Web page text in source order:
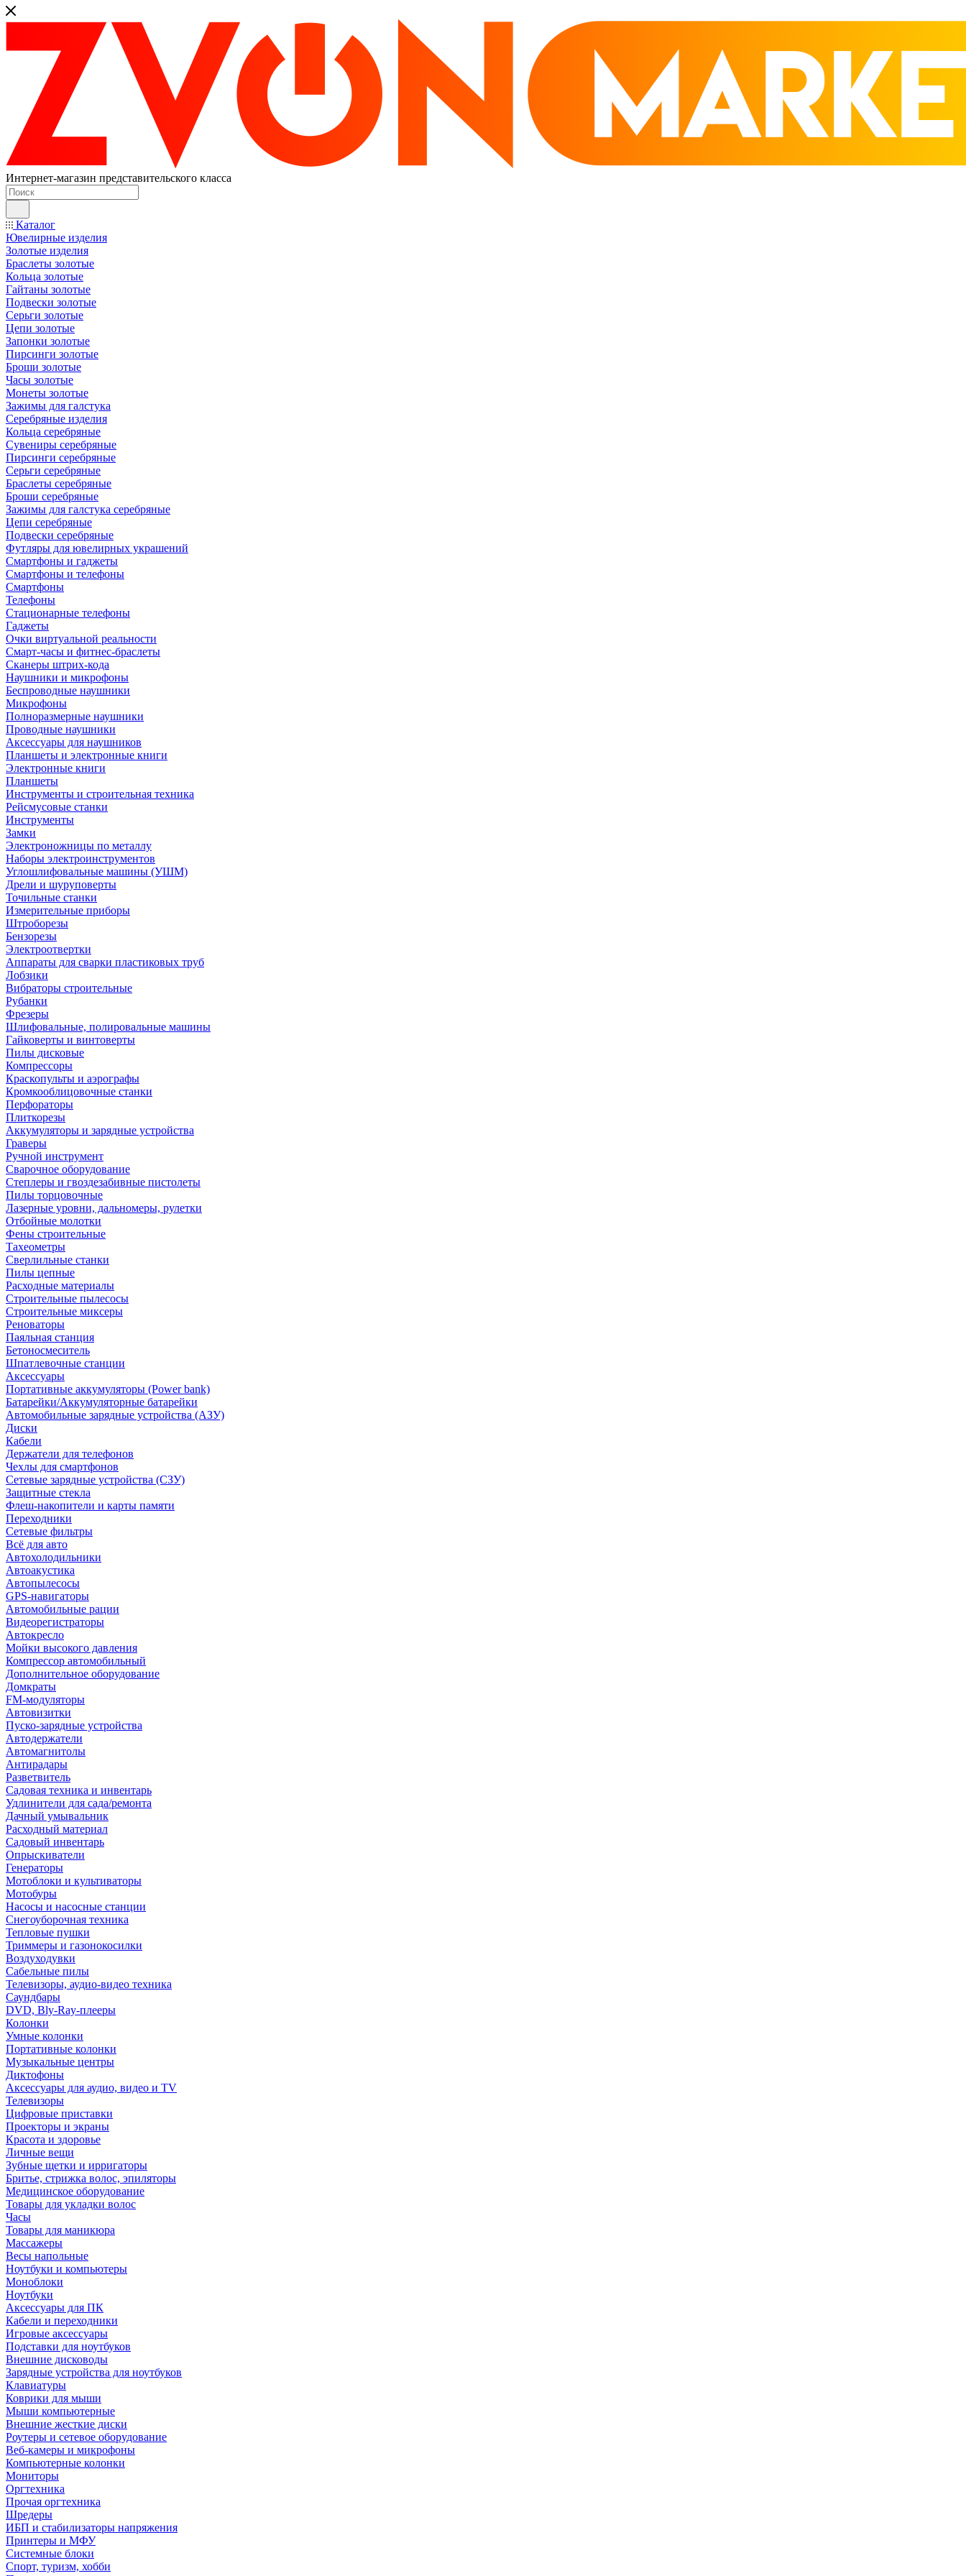
Интернет-магазин представительского класса
Каталог
Ювелирные изделия
Золотые изделия
Браслеты золотые
Кольца золотые
Гайтаны золотые
Подвески золотые
Серьги золотые
Цепи золотые
Запонки золотые
Пирсинги золотые
Броши золотые
Часы золотые
Монеты золотые
Зажимы для галстука
Серебряные изделия
Кольца серебряные
Сувениры серебряные
Пирсинги серебряные
Серьги серебряные
Браслеты серебряные
Броши серебряные
Зажимы для галстука серебряные
Цепи серебряные
Подвески серебряные
Футляры для ювелирных украшений
Смартфоны и гаджеты
Смартфоны и телефоны
Смартфоны
Телефоны
Стационарные телефоны
Гаджеты
Очки виртуальной реальности
Смарт-часы и фитнес-браслеты
Сканеры штрих-кода
Наушники и микрофоны
Беспроводные наушники
Микрофоны
Полноразмерные наушники
Проводные наушники
Аксессуары для наушников
Планшеты и электронные книги
Электронные книги
Планшеты
Инструменты и строительная техника
Рейсмусовые станки
Инструменты
Замки
Электроножницы по металлу
Наборы электроинструментов
Углошлифовальные машины (УШМ)
Дрели и шуруповерты
Точильные станки
Измерительные приборы
Штроборезы
Бензорезы
Электроотвертки
Аппараты для сварки пластиковых труб
Лобзики
Вибраторы строительные
Рубанки
Фрезеры
Шлифовальные, полировальные машины
Гайковерты и винтоверты
Пилы дисковые
Компрессоры
Краскопульты и аэрографы
Кромкооблицовочные станки
Перфораторы
Плиткорезы
Аккумуляторы и зарядные устройства
Граверы
Ручной инструмент
Сварочное оборудование
Степлеры и гвоздезабивные пистолеты
Пилы торцовочные
Лазерные уровни, дальномеры, рулетки
Отбойные молотки
Фены строительные
Тахеометры
Сверлильные станки
Пилы цепные
Расходные материалы
Строительные пылесосы
Строительные миксеры
Реноваторы
Паяльная станция
Бетоносмеситель
Шпатлевочные станции
Аксессуары
Портативные аккумуляторы (Power bank)
Батарейки/Аккумуляторные батарейки
Автомобильные зарядные устройства (АЗУ)
Диски
Кабели
Держатели для телефонов
Чехлы для смартфонов
Сетевые зарядные устройства (СЗУ)
Защитные стекла
Флеш-накопители и карты памяти
Переходники
Сетевые фильтры
Всё для авто
Автохолодильники
Автоакустика
Автопылесосы
GPS-навигаторы
Автомобильные рации
Видеорегистраторы
Автокресло
Мойки высокого давления
Компрессор автомобильный
Дополнительное оборудование
Домкраты
FM-модуляторы
Автовизитки
Пуско-зарядные устройства
Автодержатели
Автомагнитолы
Антирадары
Разветвитель
Садовая техника и инвентарь
Удлинители для сада/ремонта
Дачный умывальник
Расходный материал
Садовый инвентарь
Опрыскиватели
Генераторы
Мотоблоки и культиваторы
Мотобуры
Насосы и насосные станции
Снегоуборочная техника
Тепловые пушки
Триммеры и газонокосилки
Воздуходувки
Сабельные пилы
Телевизоры, аудио-видео техника
Саундбары
DVD, Bly-Ray-плееры
Колонки
Умные колонки
Портативные колонки
Музыкальные центры
Диктофоны
Аксессуары для аудио, видео и TV
Телевизоры
Цифровые приставки
Проекторы и экраны
Красота и здоровье
Личные вещи
Зубные щетки и ирригаторы
Бритье, стрижка волос, эпиляторы
Медицинское оборудование
Товары для укладки волос
Часы
Товары для маникюра
Массажеры
Весы напольные
Ноутбуки и компьютеры
Моноблоки
Ноутбуки
Аксессуары для ПК
Кабели и переходники
Игровые аксессуары
Подставки для ноутбуков
Внешние дисководы
Зарядные устройства для ноутбуков
Клавиатуры
Коврики для мыши
Мыши компьютерные
Внешние жесткие диски
Роутеры и сетевое оборудование
Веб-камеры и микрофоны
Компьютерные колонки
Мониторы
Оргтехника
Прочая оргтехника
Шредеры
ИБП и стабилизаторы напряжения
Принтеры и МФУ
Системные блоки
Спорт, туризм, хобби